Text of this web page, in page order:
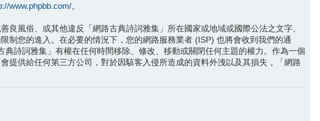
www.phpbb.com/。
風俗、或其他違反「網路古典詩詞雅集」所在國家或地域或國際公法之文字、
制您的進入。在必要的情況下，您的網路服務業者 (ISP) 也將會收到我們的通
詩詞雅集」有權在任何時間移除、修改、移動或關閉任何主題的權力。作為一個
提供給任何第三方公司，對於因駭客入侵所造成的資料外洩以及其損失，「網路